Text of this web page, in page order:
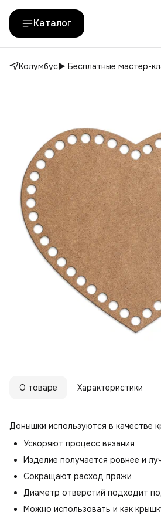
Каталог
Колумбус▶️ Бесплатные мастер-
О товаре Характеристики
Донышки используются в качестве
Ускоряют процесс вязания
Изделие получается ровнее и
Сокращают расход пряжи
Диаметр отверстий подходит
Можно использовать и как